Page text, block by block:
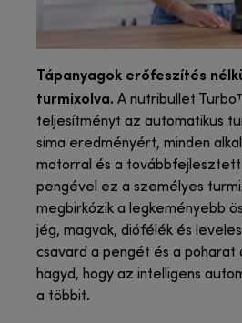
Tápanyagok erőfeszítés
turmixolva. A nutribullet
teljesítményt az automatikus
sima eredményért, minden
motorral és a
pengével ez a személyes
megbirkózik a legkeményebb
jég, magvak, diófélék és
csavard a pengét és a poharat
hagyd, hogy az intelligens
a többit.